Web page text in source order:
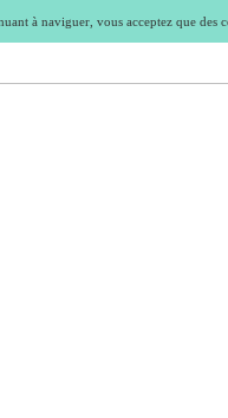
à naviguer, vous acceptez que